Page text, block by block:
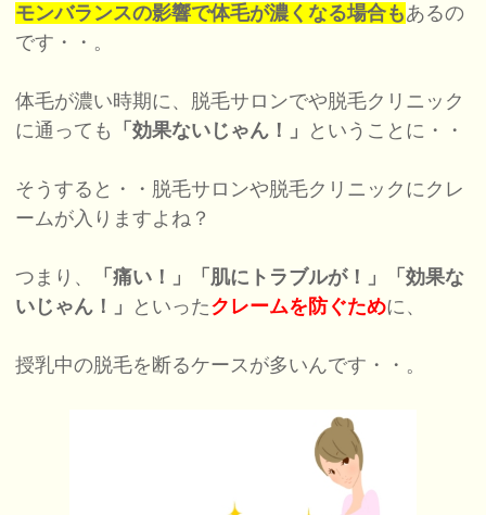
モンバランスの影響で体毛が濃くなる場合もあるの
です・・。
体毛が濃い時期に、脱毛サロンでや脱毛クリニック
に通っても
「効果ないじゃん！」 ということに・・
そうすると・・脱毛サロンや脱毛クリニックにクレ
ームが入りますよね？
つまり、
「痛い！」「肌にトラブルが！」「効果な
いじゃん！」
といったクレームを防ぐために、
授乳中の脱毛を断るケースが多いんです・・。